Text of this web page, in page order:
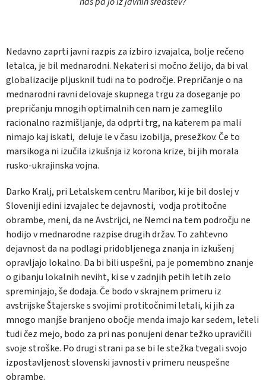
Nedavno zaprti javni razpis za izbiro izvajalca, bolje rečeno
letalca, je bil mednarodni. Nekateri si močno želijo, da bi val
globalizacije pljusknil tudi na to področje. Prepričanje o na
mednarodni ravni delovaje skupnega trgu za doseganje po
prepričanju mnogih optimalnih cen nam je zameglilo
racionalno razmišljanje, da odprti trg, na katerem pa mali
nimajo kaj iskati, deluje le v času izobilja, presežkov. Če to
marsikoga ni izučila izkušnja iz korona krize, bi jih morala
rusko-ukrajinska vojna.
Darko Kralj, pri Letalskem centru Maribor, ki je bil doslej v
Sloveniji edini izvajalec te dejavnosti, vodja protitočne
obrambe, meni, da ne Avstrijci, ne Nemci na tem področju ne
hodijo v mednarodne razpise drugih držav. To zahtevno
dejavnost da na podlagi pridobljenega znanja in izkušenj
opravljajo lokalno. Da bi bili uspešni, pa je pomembno znanje
o gibanju lokalnih neviht, ki se v zadnjih petih letih zelo
spreminjajo, še dodaja. Če bodo v skrajnem primeru iz
avstrijske Štajerske s svojimi protitočnimi letali, ki jih za
mnogo manjše branjeno obočje menda imajo kar sedem, leteli
tudi čez mejo, bodo za pri nas ponujeni denar težko upravičili
svoje stroške. Po drugi strani pa se bi le stežka tvegali svojo
izpostavljenost slovenski javnosti v primeru neuspešne
obrambe.